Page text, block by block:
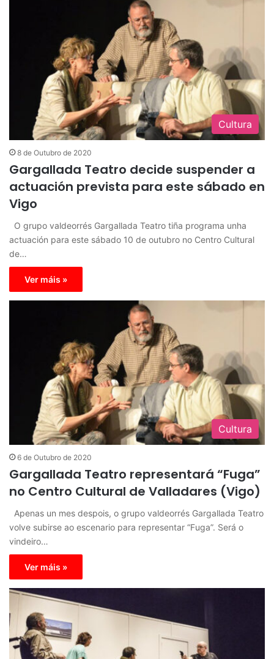
Cultura
8 de Outubro de 2020
Gargallada Teatro decide suspender a
actuación prevista para este sábado en
Vigo
O grupo valdeorrés Gargallada Teatro tiña programa unha
actuación para este sábado 10 de outubro no Centro Cultural
de…
Ver máis »
Cultura
6 de Outubro de 2020
Gargallada Teatro representará “Fuga”
no Centro Cultural de Valladares (Vigo)
Apenas un mes despois, o grupo valdeorrés Gargallada Teatro
volve subirse ao escenario para representar “Fuga”. Será o
vindeiro…
Ver máis »